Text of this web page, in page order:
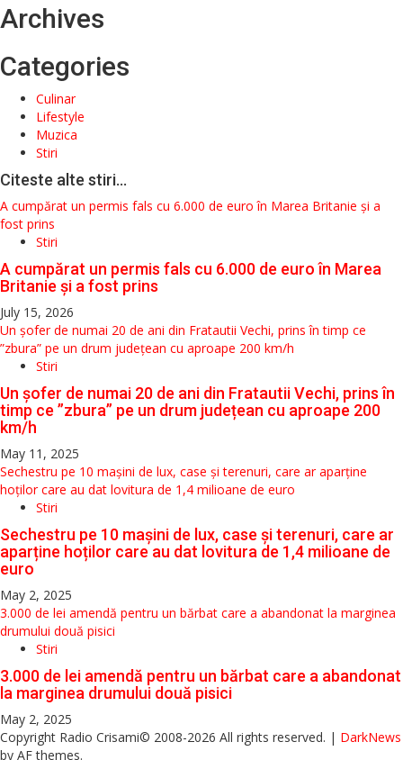
Archives
Categories
Culinar
Lifestyle
Muzica
Stiri
Citeste alte stiri...
A cumpărat un permis fals cu 6.000 de euro în Marea Britanie și a
fost prins
Stiri
A cumpărat un permis fals cu 6.000 de euro în Marea
Britanie și a fost prins
July 15, 2026
Un șofer de numai 20 de ani din Fratautii Vechi, prins în timp ce
”zbura” pe un drum județean cu aproape 200 km/h
Stiri
Un șofer de numai 20 de ani din Fratautii Vechi, prins în
timp ce ”zbura” pe un drum județean cu aproape 200
km/h
May 11, 2025
Sechestru pe 10 mașini de lux, case și terenuri, care ar aparține
hoților care au dat lovitura de 1,4 milioane de euro
Stiri
Sechestru pe 10 mașini de lux, case și terenuri, care ar
aparține hoților care au dat lovitura de 1,4 milioane de
euro
May 2, 2025
3.000 de lei amendă pentru un bărbat care a abandonat la marginea
drumului două pisici
Stiri
3.000 de lei amendă pentru un bărbat care a abandonat
la marginea drumului două pisici
May 2, 2025
Copyright Radio Crisami© 2008-2026 All rights reserved. | DarkNews
by AF themes.